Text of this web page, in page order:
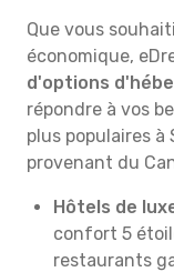
Que vous
économique,
d'options
répondre à vos
plus populaires à
provenant du
Hôtels de
confort 5
restaurants